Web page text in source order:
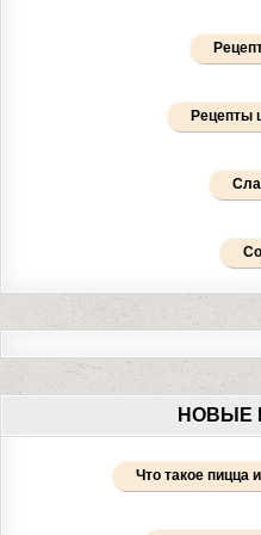
Рецепты
НОВЫЕ
Что такое пицца